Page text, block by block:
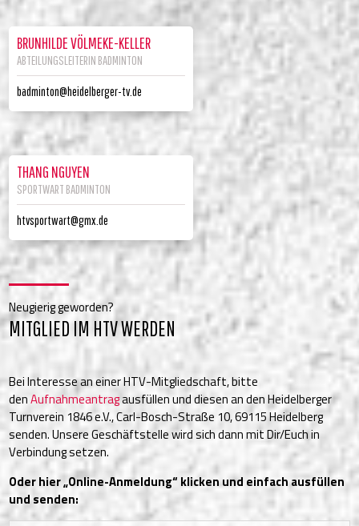
BRUNHILDE VÖLMEKE-KELLER
ABTEILUNGSLEITERIN BADMINTON
badminton@heidelberger-tv.de
THANG NGUYEN
SPORTWART BADMINTON
htvsportwart@gmx.de
Neugierig geworden?
MITGLIED IM HTV WERDEN
Bei Interesse an einer HTV-Mitgliedschaft, bitte
denAufnahmeantragausfüllen und diesen an den Heidelberger
Turnverein 1846 e.V., Carl-Bosch-Straße 10, 69115 Heidelberg
senden. Unsere Geschäftstelle wird sich dann mit Dir/Euch in
Verbindung setzen.
Oder hier „Online-Anmeldung“ klicken und einfach ausfüllen
und senden: